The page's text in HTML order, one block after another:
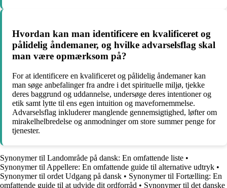
Hvordan kan man identificere en kvalificeret og
pålidelig åndemaner, og hvilke advarselsflag skal
man være opmærksom på?
For at identificere en kvalificeret og pålidelig åndemaner kan
man søge anbefalinger fra andre i det spirituelle miljø, tjekke
deres baggrund og uddannelse, undersøge deres intentioner og
etik samt lytte til ens egen intuition og mavefornemmelse.
Advarselsflag inkluderer manglende gennemsigtighed, løfter om
mirakelhelbredelse og anmodninger om store summer penge for
tjenester.
Synonymer til Landområde på dansk: En omfattende liste •
Synonymer til Appellere: En omfattende guide til alternative udtryk •
Synonymer til ordet Udgang på dansk • Synonymer til Fortælling: En
omfattende guide til at udvide dit ordforråd • Synonymer til det danske